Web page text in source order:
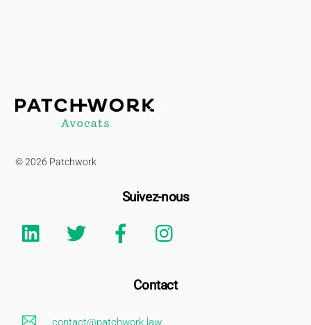
© 2026 Patchwork
Suivez-nous
Linkedin Twitter Facebook
Contact
contact@patchwork.law